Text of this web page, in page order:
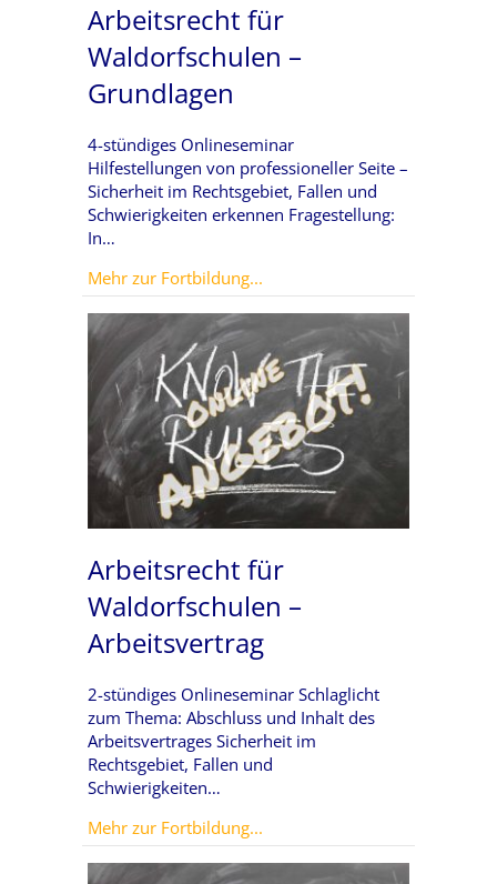
Arbeitsrecht für
Waldorfschulen –
Grundlagen
4-stündiges Onlineseminar
Hilfestellungen von professioneller Seite –
Sicherheit im Rechtsgebiet, Fallen und
Schwierigkeiten erkennen Fragestellung:
In…
Mehr zur Fortbildung...
Arbeitsrecht für
Waldorfschulen –
Arbeitsvertrag
2-stündiges Onlineseminar Schlaglicht
zum Thema: Abschluss und Inhalt des
Arbeitsvertrages Sicherheit im
Rechtsgebiet, Fallen und
Schwierigkeiten…
Mehr zur Fortbildung...